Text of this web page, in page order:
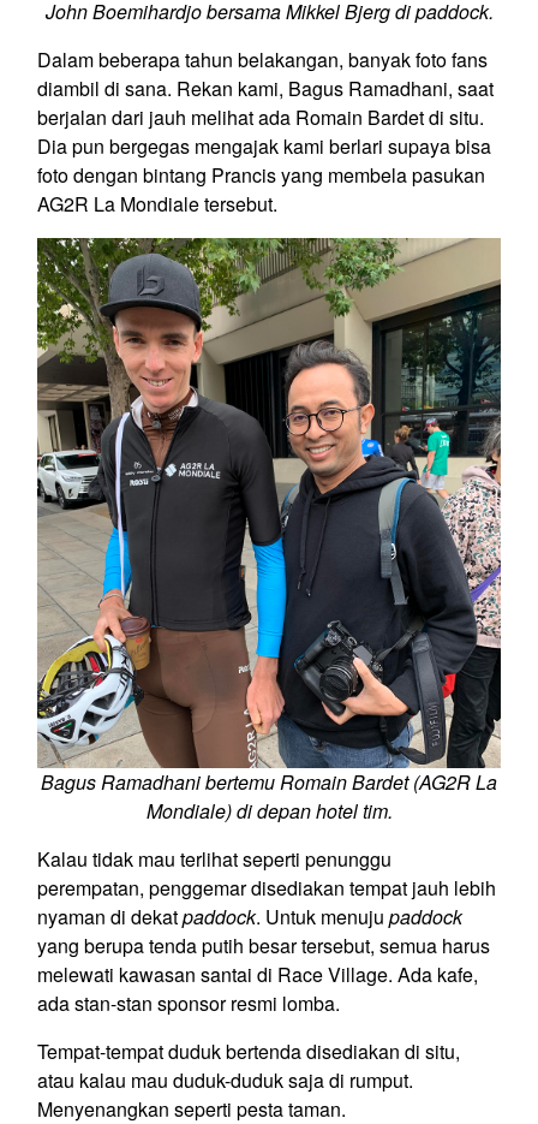
John Boemihardjo bersama Mikkel Bjerg di paddock.
Dalam beberapa tahun belakangan, banyak foto fans
diambil di sana. Rekan kami, Bagus Ramadhani, saat
berjalan dari jauh melihat ada Romain Bardet di situ.
Dia pun bergegas mengajak kami berlari supaya bisa
foto dengan bintang Prancis yang membela pasukan
AG2R La Mondiale tersebut.
Bagus Ramadhani bertemu Romain Bardet (AG2R La
Mondiale) di depan hotel tim.
Kalau tidak mau terlihat seperti penunggu
perempatan, penggemar disediakan tempat jauh lebih
nyaman di dekatpaddock. Untuk menuju paddock
yang berupa tenda putih besar tersebut, semua harus
melewati kawasan santai di Race Village. Ada kafe,
ada stan-stan sponsor resmi lomba.
Tempat-tempat duduk bertenda disediakan di situ,
atau kalau mau duduk-duduk saja di rumput.
Menyenangkan seperti pesta taman.